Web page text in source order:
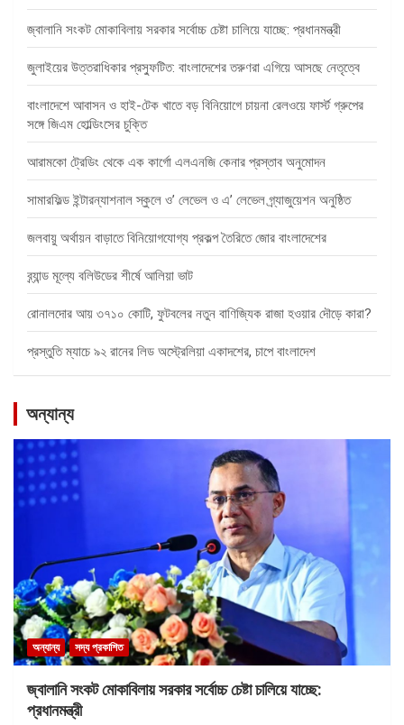
জ্বালানি সংকট মোকাবিলায় সরকার সর্বোচ্চ চেষ্টা চালিয়ে যাচ্ছে: প্রধানমন্ত্রী
জুলাইয়ের উত্তরাধিকার প্রস্ফুটিত: বাংলাদেশের তরুণরা এগিয়ে আসছে নেতৃত্বে
বাংলাদেশে আবাসন ও হাই-টেক খাতে বড় বিনিয়োগে চায়না রেলওয়ে ফার্স্ট গ্রুপের
সঙ্গে জিএম হোল্ডিংসের চুক্তি
আরামকো ট্রেডিং থেকে এক কার্গো এলএনজি কেনার প্রস্তাব অনুমোদন
সামারফিল্ড ইন্টারন্যাশনাল স্কুলে ও’ লেভেল ও এ’ লেভেল গ্র্যাজুয়েশন অনুষ্ঠিত
জলবায়ু অর্থায়ন বাড়াতে বিনিয়োগযোগ্য প্রকল্প তৈরিতে জোর বাংলাদেশের
ব্র্যান্ড মূল্যে বলিউডের শীর্ষে আলিয়া ভাট
রোনালদোর আয় ৩৭১০ কোটি, ফুটবলের নতুন বাণিজ্যিক রাজা হওয়ার দৌড়ে কারা?
প্রস্তুতি ম্যাচে ৯২ রানের লিড অস্ট্রেলিয়া একাদশের, চাপে বাংলাদেশ
অন্যান্য
অন্যান্য সদ্য প্রকাশিত
জ্বালানি সংকট মোকাবিলায় সরকার সর্বোচ্চ চেষ্টা চালিয়ে যাচ্ছে:
প্রধানমন্ত্রী